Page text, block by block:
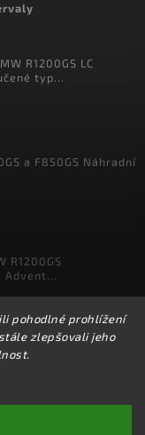
pohodlné prohlížení
zlepšovali jeho
Eshop
R1200GS LC
typ...
a F850GS Náhradní
R1200GS
Advent...
práva vyhrazena.